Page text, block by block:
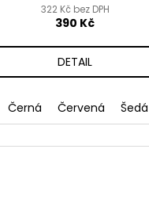
322 Kč bez DPH
390 Kč
DETAIL
Černá Červená Šedá